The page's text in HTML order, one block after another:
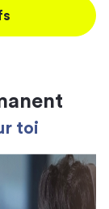
toi